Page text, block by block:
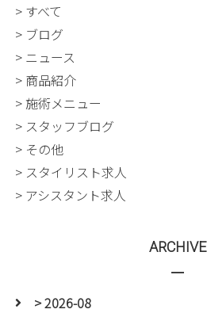
> すべて
> ブログ
> ニュース
> 商品紹介
> 施術メニュー
> スタッフブログ
> その他
> スタイリスト求人
> アシスタント求人
ARCHIVE
> 2026-08